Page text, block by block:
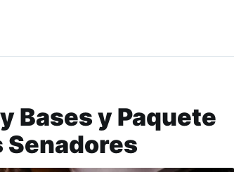
Bases y Paquete
Senadores